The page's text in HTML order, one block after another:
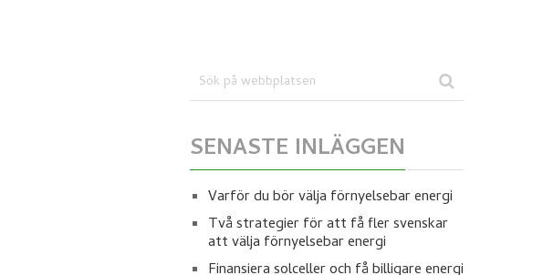
SENASTE INLÄGGEN
Varför du bör välja förnyelsebar energi
Två strategier för att få fler svenskar
att välja förnyelsebar energi